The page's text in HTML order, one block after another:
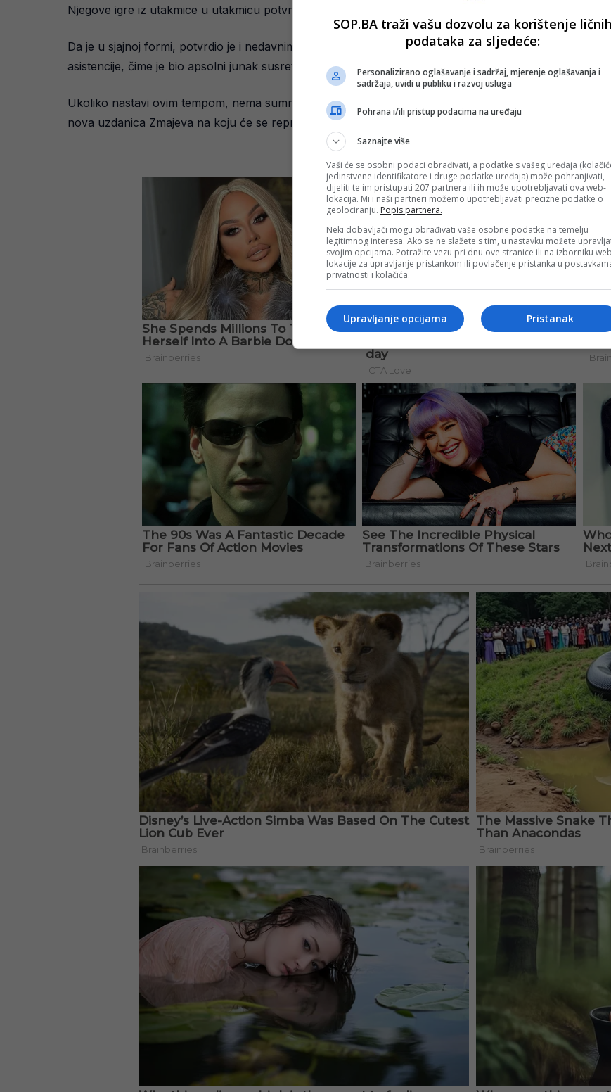
Njegove igre iz utakmice u utakmicu potvrđuju da posjeduje kvalitet za najveću scenu.
Da je u sjajnoj formi, potvrdio je i nedavnim nastupom za PSV Eindhoven, gdje je odigrao
asistencije, čime je bio apsolni junak susreta.
Ukoliko nastavi ovim tempom, nema sumnje da bi Bajraktarević mogao postati jedno od najprijatnijih
nova uzdanica Zmajeva na koju će se reprezentacija oslanjati u godinama koje dolaze.
SOP.BA traži vašu dozvolu za korištenje ličnih
podataka za sljedeće:
Personalizirano oglašavanje i sadržaj, mjerenje oglašavanja i
sadržaja, uvidi u publiku i razvoj usluga
Pohrana i/ili pristup podacima na uređaju
Saznajte više
Vaši će se osobni podaci obrađivati, a podatke s vašeg uređaja
jedinstvene identifikatore i druge podatke uređaja) može pohranjivati,
dijeliti te im pristupati 207 partnera ili ih može upotrebljavati ova web-
lokacija. Mi i naši partneri možemo upotrebljavati precizne podatke o
geolociranju. Popis partnera.
Neki dobavljači mogu obrađivati vaše osobne podatke na temelju
legitimnog interesa. Ako se ne slažete s tim, u nastavku možete
svojim opcijama. Potražite vezu pri dnu ove stranice ili na izborniku
lokacije za upravljanje pristankom ili povlačenje pristanka u
privatnosti i kolačića.
Pristanak
Upravljanje opcijama